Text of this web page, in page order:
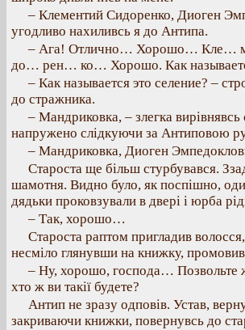
– Клементий Сидоренко, Диоген
угодливо нахиливсь я до Антипа.
– Ага! Отлично… Хорошо…
до… рен… ко… Хорошо. Как
– Как называется это селение? –
до стражника.
– Мандриковка, – злегка
напружено слідкуючи за Антиповою
– Мандриковка, Диоген
Староста ще більш стурбувався.
шамотня. Видно було, як поспішно,
дядьки проковзували в двері і юрба
– Так, хорошо…
Староста раптом пригладив
несміло глянувши на книжку,
– Ну, хорошо, господа… Позвольте
хто ж ви такії будете?
Антип не зразу одповів. Устав,
закриваючи книжки, повернувсь до